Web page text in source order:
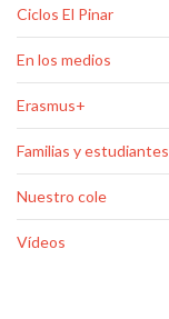
Ciclos El Pinar
En los medios
Erasmus+
Familias y estudiantes
Nuestro cole
Vídeos